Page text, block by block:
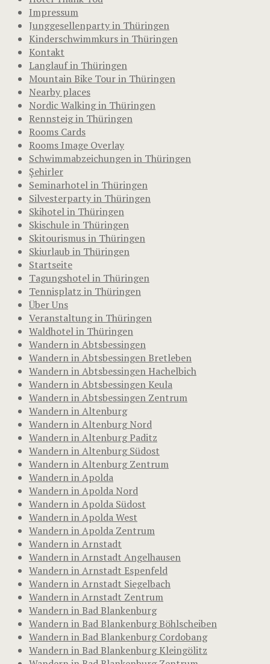
Impressum
Junggesellenparty in Thüringen
Kinderschwimmkurs in Thüringen
Kontakt
Langlauf in Thüringen
Mountain Bike Tour in Thüringen
Nearby places
Nordic Walking in Thüringen
Rennsteig in Thüringen
Rooms Cards
Rooms Image Overlay
Schwimmabzeichungen in Thüringen
Şehirler
Seminarhotel in Thüringen
Silvesterparty in Thüringen
Skihotel in Thüringen
Skischule in Thüringen
Skitourismus in Thüringen
Skiurlaub in Thüringen
Startseite
Tagungshotel in Thüringen
Tennisplatz in Thüringen
Über Uns
Veranstaltung in Thüringen
Waldhotel in Thüringen
Wandern in Abtsbessingen
Wandern in Abtsbessingen Bretleben
Wandern in Abtsbessingen Hachelbich
Wandern in Abtsbessingen Keula
Wandern in Abtsbessingen Zentrum
Wandern in Altenburg
Wandern in Altenburg Nord
Wandern in Altenburg Paditz
Wandern in Altenburg Südost
Wandern in Altenburg Zentrum
Wandern in Apolda
Wandern in Apolda Nord
Wandern in Apolda Südost
Wandern in Apolda West
Wandern in Apolda Zentrum
Wandern in Arnstadt
Wandern in Arnstadt Angelhausen
Wandern in Arnstadt Espenfeld
Wandern in Arnstadt Siegelbach
Wandern in Arnstadt Zentrum
Wandern in Bad Blankenburg
Wandern in Bad Blankenburg Böhlscheiben
Wandern in Bad Blankenburg Cordobang
Wandern in Bad Blankenburg Kleingölitz